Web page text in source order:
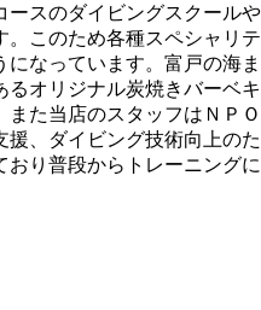
ースのダイビングスクールや
このため各種スペシャリテ
なっています。富戸の海ま
オリジナル炭焼きバーベキ
た当店のスタッフはＮＰＯ
、ダイビング技術向上のた
り普段からトレーニングに